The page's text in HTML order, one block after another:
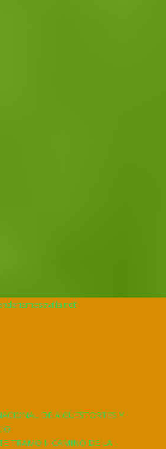
DE AIGÜESTORTES Y
TRAMO I- CAMINO DE LA